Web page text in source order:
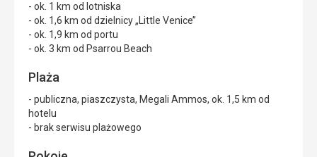
- ok. 1 km od lotniska
- ok. 1,6 km od dzielnicy „Little Venice’’
- ok. 1,9 km od portu
- ok. 3 km od Psarrou Beach
Plaża
- publiczna, piaszczysta, Megali Ammos, ok. 1,5 km od
hotelu
- brak serwisu plażowego